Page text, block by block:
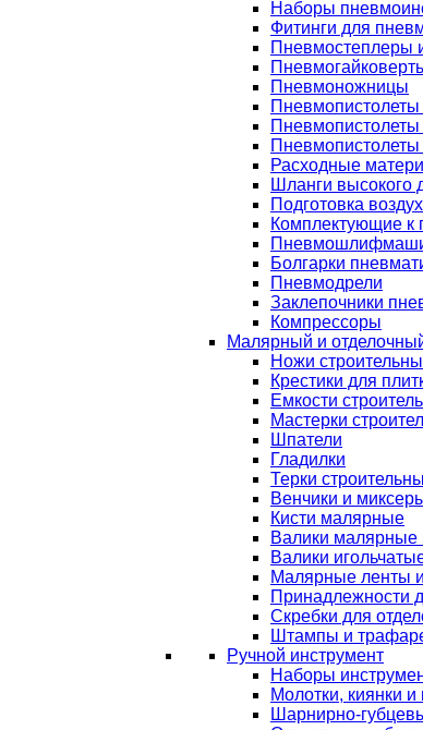
Наборы
Фитинги для
Пневмостеплеры
Пневмоножницы
Расходные
Шланги высокого
Подготовка
Комплектующие к
Болгарки
Пневмодрели
Заклепочники
Компрессоры
Малярный и
Ножи
Крестики для
Емкости
Мастерки
Шпатели
Гладилки
Терки
Венчики и
Кисти малярные
Валики малярные
Валики
Малярные ленты
Принадлежности
Скребки для
Штампы и
Ручной инструмент
Наборы
Молотки, киянки и
Шарнирно-